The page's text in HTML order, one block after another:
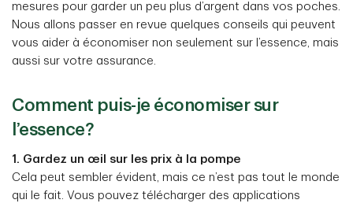
mesures pour garder un peu plus d’argent dans vos poches.
Nous allons passer en revue quelques conseils qui peuvent
vous aider à économiser non seulement sur l’essence, mais
aussi sur votre assurance.
Comment puis-je économiser sur
l’essence?
1. Gardez un œil sur les prix à la pompe
Cela peut sembler évident, mais ce n’est pas tout le monde
qui le fait. Vous pouvez télécharger des applications